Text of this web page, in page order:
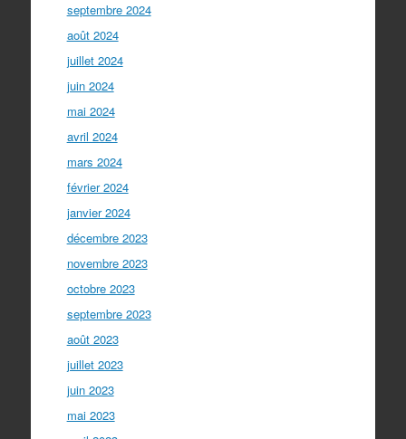
septembre 2024
août 2024
juillet 2024
juin 2024
mai 2024
avril 2024
mars 2024
février 2024
janvier 2024
décembre 2023
novembre 2023
octobre 2023
septembre 2023
août 2023
juillet 2023
juin 2023
mai 2023